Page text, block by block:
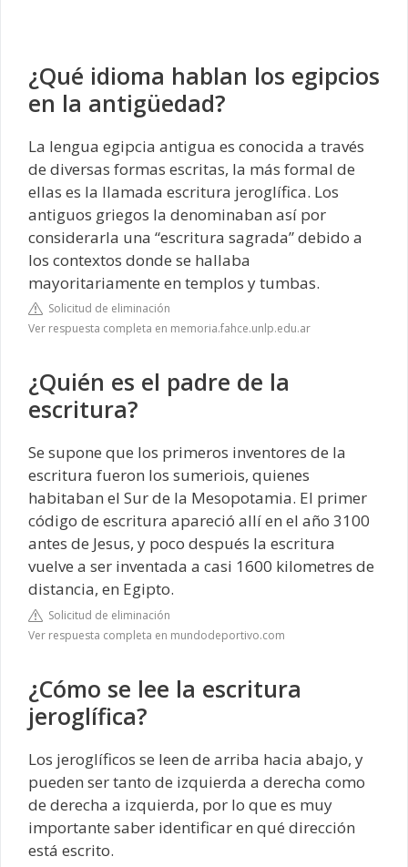
¿Qué idioma hablan los egipcios
en la antigüedad?
La lengua egipcia antigua es conocida a través
de diversas formas escritas, la más formal de
ellas es la llamada escritura jeroglífica. Los
antiguos griegos la denominaban así por
considerarla una “escritura sagrada” debido a
los contextos donde se hallaba
mayoritariamente en templos y tumbas.
Solicitud de eliminación
Ver respuesta completa en memoria.fahce.unlp.edu.ar
¿Quién es el padre de la
escritura?
Se supone que los primeros inventores de la
escritura fueron los sumeriois, quienes
habitaban el Sur de la Mesopotamia. El primer
código de escritura apareció allí en el año 3100
antes de Jesus, y poco después la escritura
vuelve a ser inventada a casi 1600 kilometres de
distancia, en Egipto.
Solicitud de eliminación
Ver respuesta completa en mundodeportivo.com
¿Cómo se lee la escritura
jeroglífica?
Los jeroglíficos se leen de arriba hacia abajo, y
pueden ser tanto de izquierda a derecha como
de derecha a izquierda, por lo que es muy
importante saber identificar en qué dirección
está escrito.